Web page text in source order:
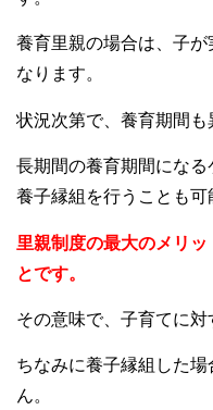
養育里親の場合は、子
なります。
状況次第で、養育期間も
長期間の養育期間になる
養子縁組を行うことも可
里親制度の最大のメリ
とです。
その意味で、子育てに対
ちなみに養子縁組した
ん。